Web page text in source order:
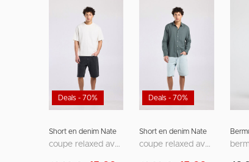
Deals - 70%
Short en denim Nate
coupe relaxed avec design cinq poches
Deals - 70%
Short en denim Nate
coupe relaxed avec design cinq poches